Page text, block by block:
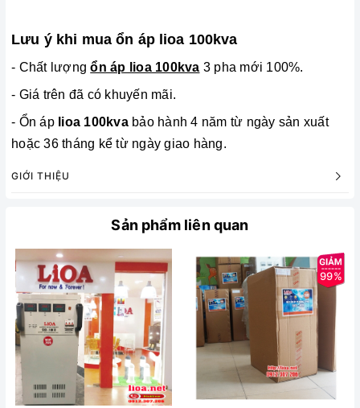
Lưu ý khi mua ổn áp lioa 100kva
- Chất lượngổn áp lioa 100kva 3 pha mới 100%.
- Giá trên đã có khuyến mãi.
- Ổn áp lioa 100kvabảo hành 4 năm từ ngày sản xuất
hoặc 36 tháng kể từ ngày giao hàng.
GIỚI THIỆU
Sản phẩm liên quan
99%